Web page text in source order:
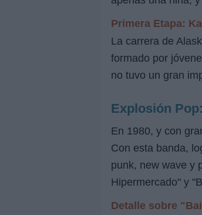
Primera Etapa:
La carrera de
formado por
no tuvo un gran
Explosión
En 1980, y con
Con esta banda,
punk, new wave y
Hipermercado" y
Detalle sobre